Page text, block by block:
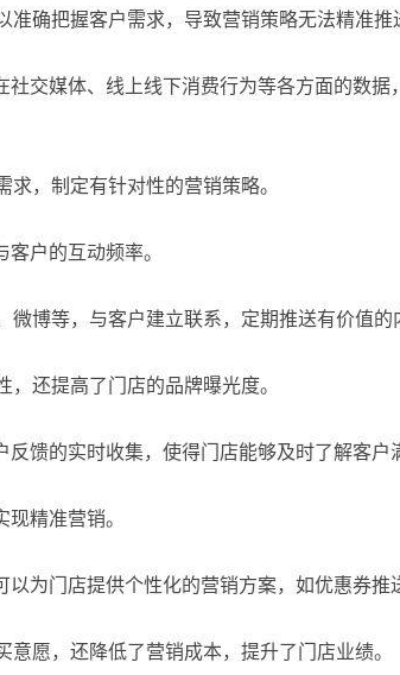
确把握客户需求，导致营销策略无法精准推
社交媒体、线上线下消费行为等各方面的数
，制定有针对性的营销策略。
户的互动频率。
博等，与客户建立联系，定期推送有价值的
还提高了门店的品牌曝光度。
馈的实时收集，使得门店能够及时了解客户
精准营销。
为门店提供个性化的营销方案，如优惠券推
愿，还降低了营销成本，提升了门店业绩。